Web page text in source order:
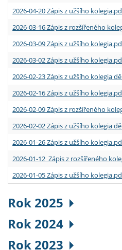
2026-04-20 Zápis z užšího
2026-03-16 Zápis z rozšířeného
2026-03-09 Zápis z užšího
2026-03-02 Zápis z užšího
2026-02-23 Zápis z užšího kolegia
2026-02-16 Zápis z užšího
2026-02-09 Zápis z rozšířeného
2026-02-02 Zápis z užšího kolegia
2026-01-26 Zápis z užšího
2026-01-12 Zápis z rozšířeného
2026-01-05 Zápis z užšího
Rok 2025
Rok 2024
Rok 2023